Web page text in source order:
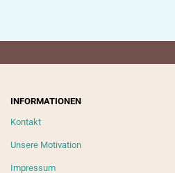
INFORMATIONEN
Kontakt
Unsere Motivation
Impressum